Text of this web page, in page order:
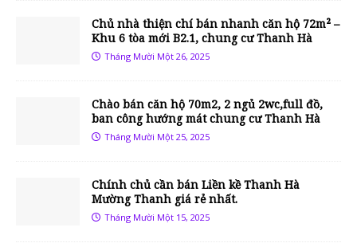
Chủ nhà thiện chí bán nhanh căn hộ 72m² –
Khu 6 tòa mới B2.1, chung cư Thanh Hà
Tháng Mười Một 26, 2025
Chào bán căn hộ 70m2, 2 ngủ 2wc,full đồ,
ban công hướng mát chung cư Thanh Hà
Tháng Mười Một 25, 2025
Chính chủ cần bán Liền kề Thanh Hà
Mường Thanh giá rẻ nhất.
Tháng Mười Một 15, 2025